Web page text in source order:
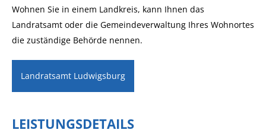
Wohnen Sie in einem Landkreis, kann Ihnen das
Landratsamt oder die Gemeindeverwaltung Ihres Wohnortes
die zuständige Behörde nennen.
Landratsamt Ludwigsburg
LEISTUNGSDETAILS